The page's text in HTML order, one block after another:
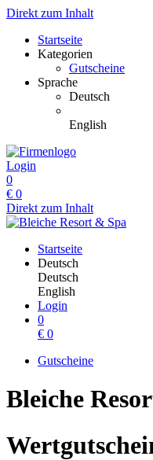
Direkt zum Inhalt
Startseite
Kategorien
Gutscheine
Sprache
Deutsch
English
Login
0
€ 0
Direkt zum Inhalt
Startseite
Deutsch
Deutsch
English
Login
0
€ 0
Gutscheine
Bleiche